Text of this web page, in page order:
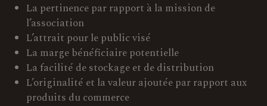
La pertinence par rapport à la mission de
l’association
L’attrait pour le public visé
La marge bénéficiaire potentielle
La facilité de stockage et de distribution
L’originalité et la valeur ajoutée par rapport aux
produits du commerce